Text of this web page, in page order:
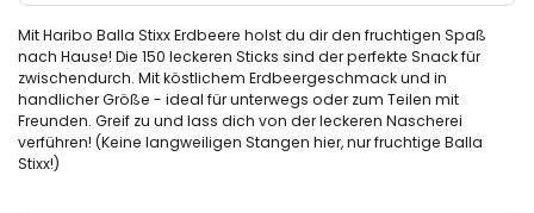
Mit Haribo Balla Stixx Erdbeere holst du dir den fruchtigen Spaß
nach Hause! Die 150 leckeren Sticks sind der perfekte Snack für
zwischendurch. Mit köstlichem Erdbeergeschmack und in
handlicher Größe - ideal für unterwegs oder zum Teilen mit
Freunden. Greif zu und lass dich von der leckeren Nascherei
verführen! (Keine langweiligen Stangen hier, nur fruchtige Balla
Stixx!)